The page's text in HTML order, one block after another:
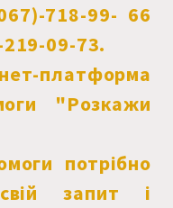
718-99- 66
09-73.
платформа
"Розкажи
потрібно
запит і